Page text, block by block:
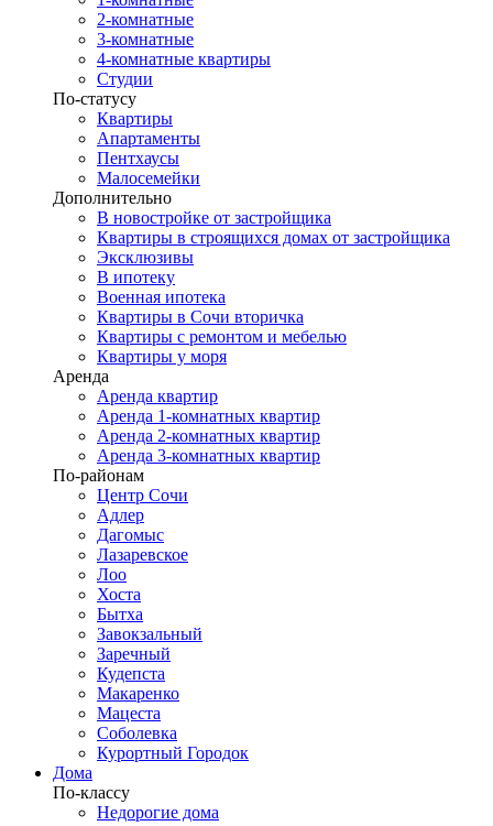
2-комнатные
3-комнатные
4-комнатные квартиры
Студии
По-статусу
Квартиры
Апартаменты
Пентхаусы
Малосемейки
Дополнительно
В новостройке от застройщика
Квартиры в строящихся домах от застройщика
Эксклюзивы
В ипотеку
Военная ипотека
Квартиры в Сочи вторичка
Квартиры с ремонтом и мебелью
Квартиры у моря
Аренда
Аренда квартир
Аренда 1-комнатных квартир
Аренда 2-комнатных квартир
Аренда 3-комнатных квартир
По-районам
Центр Сочи
Адлер
Дагомыс
Лазаревское
Лоо
Хоста
Бытха
Завокзальный
Заречный
Кудепста
Макаренко
Мацеста
Соболевка
Курортный Городок
Дома
По-классу
Недорогие дома